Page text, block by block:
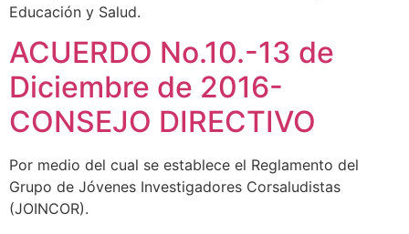
Educación y Salud.
ACUERDO No.10.-13 de
Diciembre de 2016-
CONSEJO DIRECTIVO
Por medio del cual se establece el Reglamento del
Grupo de Jóvenes Investigadores Corsaludistas
(JOINCOR).